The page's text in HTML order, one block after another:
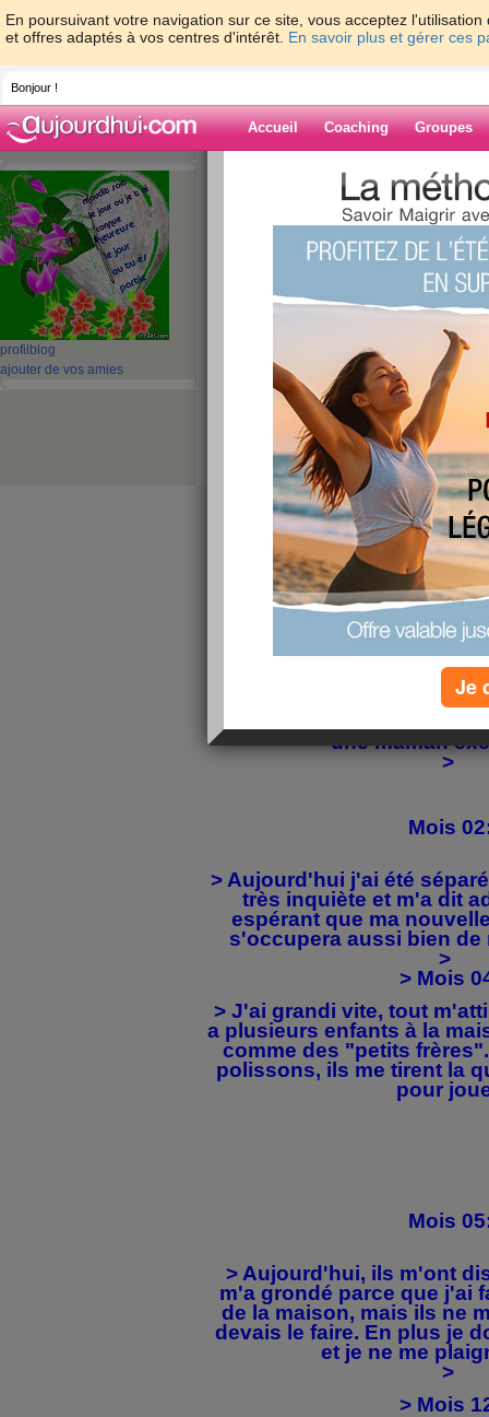
En poursuivant votre navigation sur ce site, vous acceptez
et offres adaptés à vos centres d'intérêt. En savoir plus et gérer ces
Bonjour !
Accueil Coaching Groupes
profil blog
ajouter de vos amies
> > belle
Blog de
belle journee a
vous partez en vacances alors
Le journal
> Ca fait aujourd'hui une
¡Quel bonheur d'être
> Mois
une maman
>
Mois
> Aujourd'hui j'ai été
très inquiète et m'a dit
espérant que ma
s'occupera aussi bien
>
> Mois
> J'ai grandi vite, tout
a plusieurs enfants à la
comme des "petits
polissons, ils me tirent la
pour
Mois
> Aujourd'hui, ils m'ont
m'a grondé parce que j'ai
de la maison, mais ils ne
devais le faire. En plus je
et je ne me
>
> Mois
Je